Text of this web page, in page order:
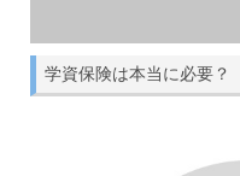
学資保険は本当に必要？